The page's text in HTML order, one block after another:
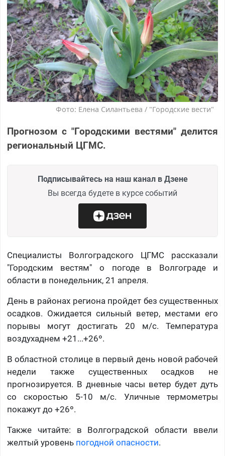
Фото: Елена Силантьева / "Городские вести"
Прогнозом с "Городскими вестями" делится
региональный ЦГМС.
Подписывайтесь на наш канал в Дзене
Вы всегда будете в курсе событий
Специалисты Волгоградского ЦГМС рассказали
"Городским вестям" о погоде в Волгограде и
области в понедельник, 21 апреля.
День в районах региона пройдет без существенных
осадков. Ожидается сильный ветер, местами его
порывы могут достигать 20 м/с. Температура
воздухаднем +21...+26º.
В областной столице в первый день новой рабочей
недели также существенных осадков не
прогнозируется. В дневные часы ветер будет дуть
со скоростью 5-10 м/с. Уличные термометры
покажут до +26º.
Также читайте: в Волгоградской области ввели
желтый уровень погодной опасности.